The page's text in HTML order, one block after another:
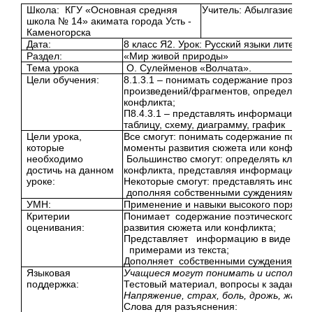
Школа: КГУ «Основная средняя
школа № 14» акимата города Усть -
Каменогорска
Учитель: Абылгазиева
Дата:
8 класс Я2. Урок: Русский языки
Раздел:
«Мир живой природы»
Тема урока
О. Сулейменов «Волчата».
Цели обучения:
8.1.3.1 – понимать содержание
произведений/фрагментов, определяя
конфликта;
П8.4.3.1 – представлять информацию в
таблицу, схему, диаграмму, график
Цели урока,
которые
необходимо
достичь на данном
уроке:
Все смогут: понимать содержание
моменты развития сюжета или
Большинство смогут: определять
конфликта, представляя информацию в
Некоторые смогут: представлять
дополняя собственными суждениями;
УМН:
Применение и навыки высокого порядка
Критерии
оценивания:
Понимает содержание поэтического
развития сюжета или конфликта;
Представляет информацию в виде
примерами из текста;
Дополняет собственными суждениями;
Языковая
поддержка:
Учащиеся могут понимать и
Тестовый материал, вопросы к
Напряжение, страх, боль, дрожь,
Слова для разъяснения: